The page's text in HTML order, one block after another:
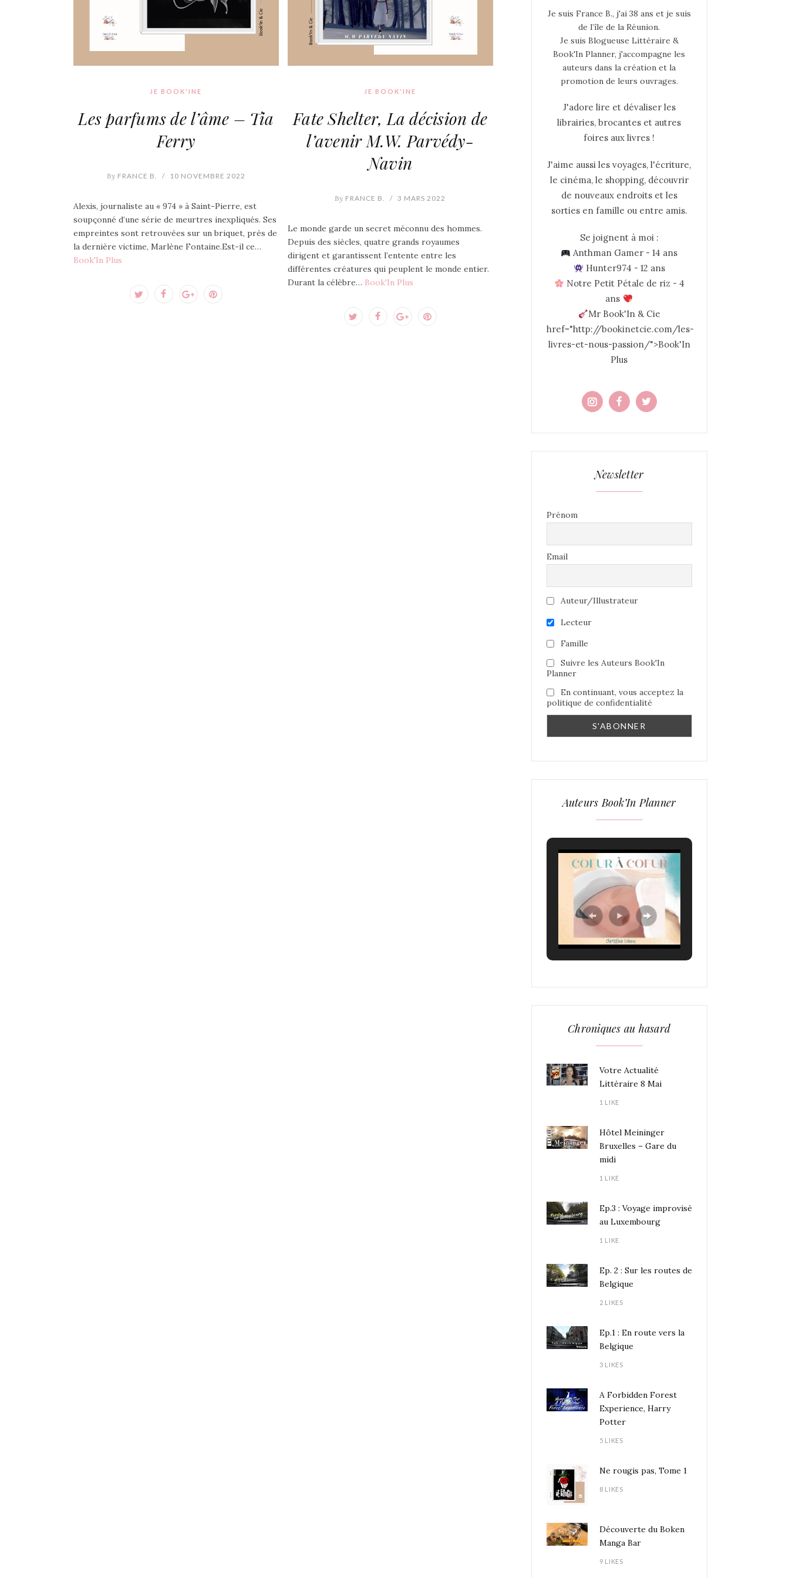
JE BOOK'INE
Les parfums de l’âme – Tia
Ferry
By FRANCE B. / 10 NOVEMBRE 2022
Alexis, journaliste au « 974 » à Saint-Pierre, est
soupçonné d’une série de meurtres inexpliqués. Ses
empreintes sont retrouvées sur un briquet, près de
la dernière victime, Marlène Fontaine.Est-il ce…
Book'In Plus
JE BOOK'INE
Fate Shelter, La décision de
l’avenir M.W. Parvédy-
Navin
By FRANCE B. / 3 MARS 2022
Le monde garde un secret méconnu des hommes.
Depuis des siècles, quatre grands royaumes
dirigent et garantissent l’entente entre les
différentes créatures qui peuplent le monde entier.
Durant la célèbre… Book'In Plus
Je suis France B., j'ai 38 ans et je suis
de l’île de la Réunion.
Je suis Blogueuse Littéraire &
Book'In Planner, j'accompagne les
auteurs dans la création et la
promotion de leurs ouvrages.
J'adore lire et dévaliser les
librairies, brocantes et autres
foires aux livres !
J'aime aussi les voyages, l'écriture,
le cinéma, le shopping, découvrir
de nouveaux endroits et les
sorties en famille ou entre amis.
Se joignent à moi :
Anthman Gamer - 14 ans
Hunter974 - 12 ans
Notre Petit Pétale de riz - 4
ans
Mr Book'In & Cie
href="http://bookinetcie.com/les-
livres-et-nous-passion/">Book'In
Plus
Newsletter
Prénom
Email
Auteur/Illustrateur
Lecteur
Famille
Suivre les Auteurs Book'In
Planner
En continuant, vous acceptez la
politique de confidentialité
Auteurs Book’In Planner
Chroniques au hasard
Votre Actualité
Littéraire 8 Mai
1 LIKE
Hôtel Meininger
Bruxelles – Gare du
midi
1 LIKE
Ep.3 : Voyage improvisé
au Luxembourg
1 LIKE
Ep. 2 : Sur les routes de
Belgique
2 LIKES
Ep.1 : En route vers la
Belgique
3 LIKES
A Forbidden Forest
Experience, Harry
Potter
5 LIKES
Ne rougis pas, Tome 1
8 LIKES
Découverte du Boken
Manga Bar
9 LIKES